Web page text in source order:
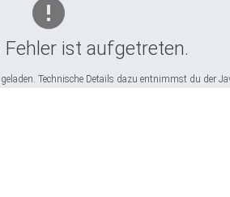
Fehler ist aufgetreten.
Technische Details dazu entnimmst du der